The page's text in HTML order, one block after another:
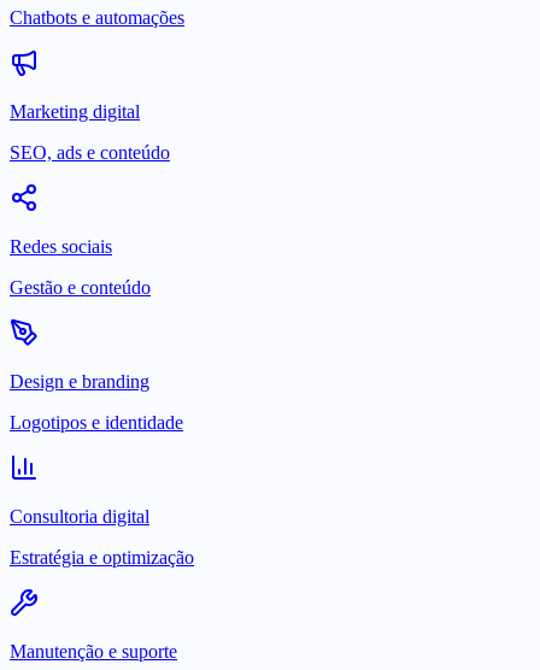
Chatbots e automações
Marketing digital
SEO, ads e conteúdo
Redes sociais
Gestão e conteúdo
Design e branding
Logotipos e identidade
Consultoria digital
Estratégia e optimização
Manutenção e suporte